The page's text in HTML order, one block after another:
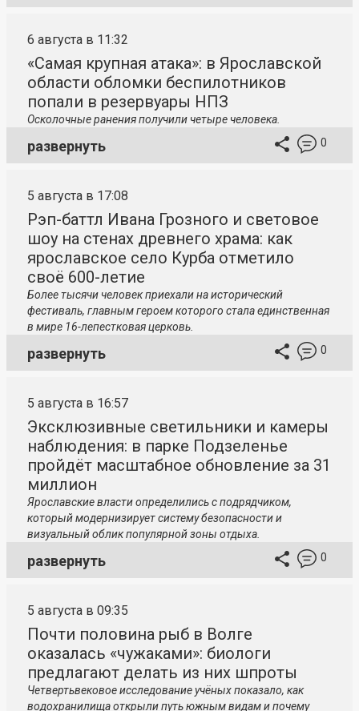
6 августа в 11:32
«Самая крупная атака»: в Ярославской
области обломки беспилотников
попали в резервуары НПЗ
Осколочные ранения получили четыре человека.
развернуть 0
5 августа в 17:08
Рэп-баттл Ивана Грозного и световое
шоу на стенах древнего храма: как
ярославское село Курба отметило
своё 600-летие
Более тысячи человек приехали на исторический
фестиваль, главным героем которого стала единственная
в мире 16-лепестковая церковь.
развернуть 0
5 августа в 16:57
Эксклюзивные светильники и камеры
наблюдения: в парке Подзеленье
пройдёт масштабное обновление за 31
миллион
Ярославские власти определились с подрядчиком,
который модернизирует систему безопасности и
визуальный облик популярной зоны отдыха.
развернуть 0
5 августа в 09:35
Почти половина рыб в Волге
оказалась «чужаками»: биологи
предлагают делать из них шпроты
Четвертьвековое исследование учёных показало, как
водохранилища открыли путь южным видам и почему